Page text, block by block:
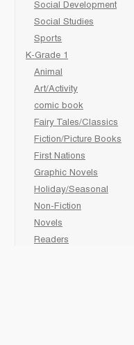
Social Development
Social Studies
Sports
K-Grade 1
Animal
Art/Activity
comic book
Fairy Tales/Classics
Fiction/Picture Books
First Nations
Graphic Novels
Holiday/Seasonal
Non-Fiction
Novels
Readers